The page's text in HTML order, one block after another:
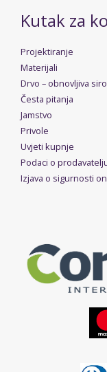
Kutak za
Projektiranje
Materijali
Drvo – obnovljiva
Česta pitanja
Jamstvo
Privole
Uvjeti kupnje
Podaci o
Izjava o sigurnosti